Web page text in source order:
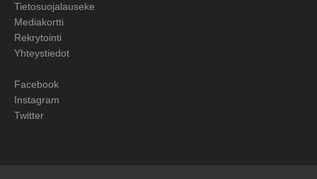
Tietosuojalauseke
Mediakortti
Rekrytointi
Yhteystiedot
Facebook
Instagram
Twitter